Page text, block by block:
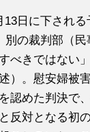
日に下される
別の裁判部（民
べきではない
）。慰安婦被
認めた判決で
反対となる初